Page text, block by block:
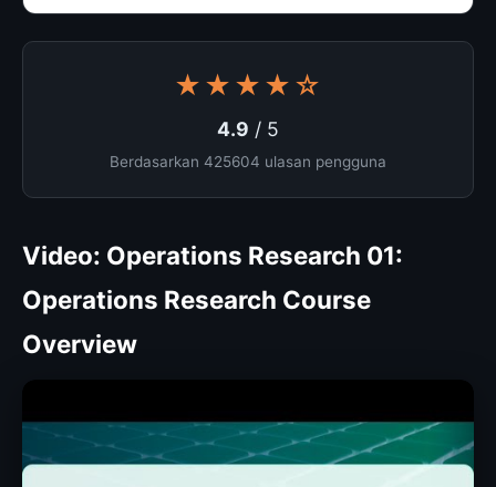
★★★★☆
4.9 / 5
Berdasarkan 425604 ulasan pengguna
Video: Operations Research 01:
Operations Research Course
Overview